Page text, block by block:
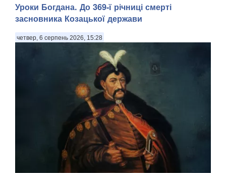
Уроки Богдана. До 369-ї річниці смерті
засновника Козацької держави
четвер, 6 серпень 2026, 15:28